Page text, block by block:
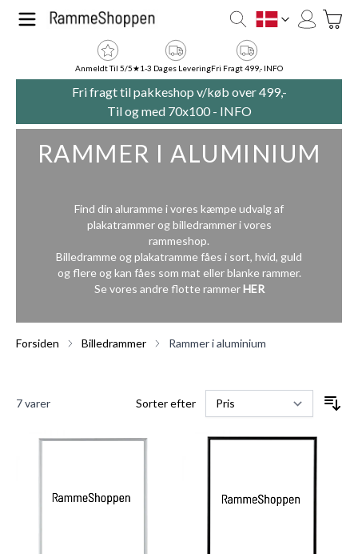
Skip to Content
DK
Anmeldt Til 5/5★1-3 Dages LeveringFri Fragt 499,- INFO
Fri fragt til pakkeshop v/køb over 499,-
Til og med 70x100 - INFO
RAMMER I ALUMINIUM
Find din aluramme i vores kæmpe udvalg af
plakatrammer og billedrammer i vores
rammeshop.
Billedramme og plakatramme fåes i sort, hvid, guld
og flere og kan fåes som mat eller blanke rammer.
Se vores andre flotte rammerHER
Forsiden Billedrammer Rammer i aluminium
7varer Sorter efter